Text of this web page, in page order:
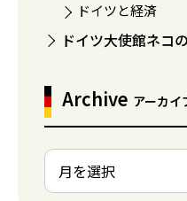
ドイツと経済
ドイツ大使館ネコ
Archive アーカイ